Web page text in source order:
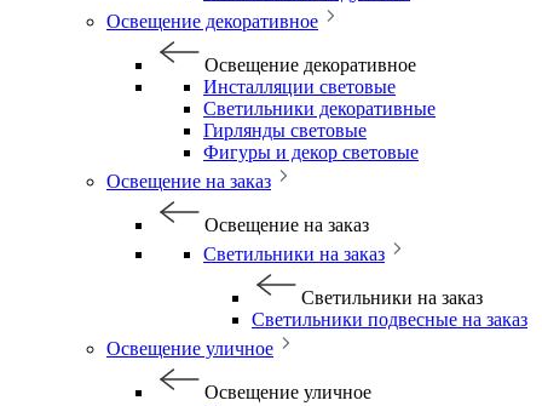
Освещение декоративное
Освещение декоративное
Инсталляции световые
Светильники декоративные
Гирлянды световые
Фигуры и декор световые
Освещение на заказ
Освещение на заказ
Светильники на заказ
Светильники на заказ
Светильники подвесные на заказ
Освещение уличное
Освещение уличное